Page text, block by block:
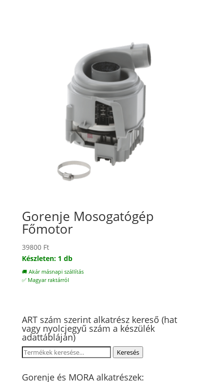
Gorenje Mosogatógép
Főmotor
39800 Ft
Készleten: 1 db
🚚 Akár másnapi szállítás
✅ Magyar raktárról
ART szám szerint alkatrész kereső (hat
vagy nyolcjegyű szám a készülék
adattábláján)
Keresés
következőre:
Keresés
Gorenje és MORA alkatrészek: